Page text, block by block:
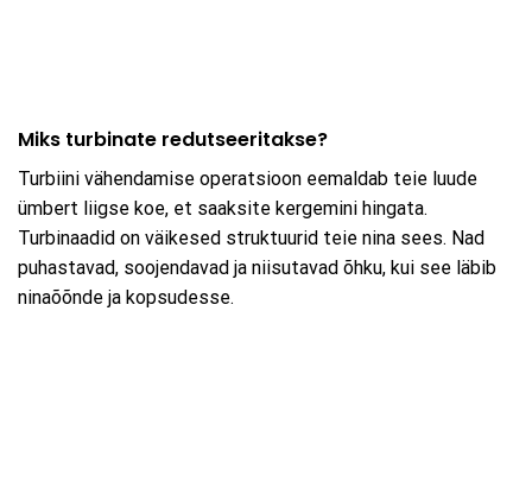
Miks turbinate redutseeritakse?
Turbiini vähendamise operatsioon eemaldab teie luude
ümbert liigse koe, et saaksite kergemini hingata.
Turbinaadid on väikesed struktuurid teie nina sees. Nad
puhastavad, soojendavad ja niisutavad õhku, kui see läbib
ninaõõnde ja kopsudesse.